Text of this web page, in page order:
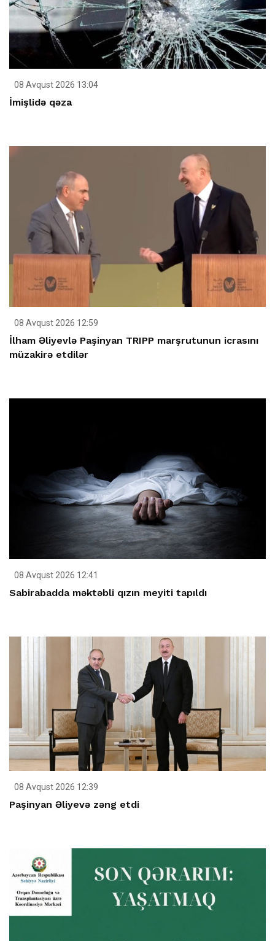
08 Avqust 2026 13:04
İmişlidə qəza
08 Avqust 2026 12:59
İlham Əliyevlə Paşinyan TRIPP marşrutunun icrasını
müzakirə etdilər
08 Avqust 2026 12:41
Sabirabadda məktəbli qızın meyiti tapıldı
08 Avqust 2026 12:39
Paşinyan Əliyevə zəng etdi